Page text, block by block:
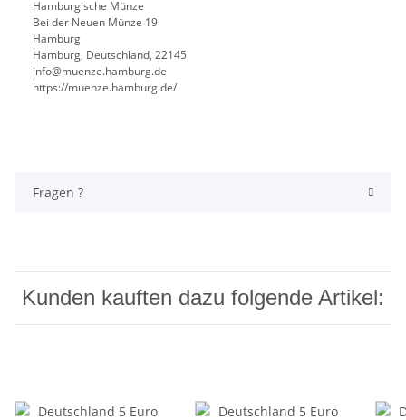
Hamburgische Münze
Bei der Neuen Münze 19
Hamburg
Hamburg, Deutschland, 22145
info@muenze.hamburg.de
https://muenze.hamburg.de/
Fragen ?
Kunden kauften dazu folgende Artikel: